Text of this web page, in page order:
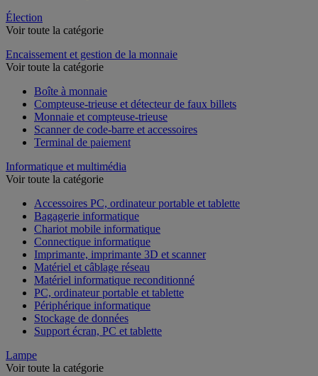
Élection
Voir toute la catégorie
Encaissement et gestion de la monnaie
Voir toute la catégorie
Boîte à monnaie
Compteuse-trieuse et détecteur de faux billets
Monnaie et compteuse-trieuse
Scanner de code-barre et accessoires
Terminal de paiement
Informatique et multimédia
Voir toute la catégorie
Accessoires PC, ordinateur portable et tablette
Bagagerie informatique
Chariot mobile informatique
Connectique informatique
Imprimante, imprimante 3D et scanner
Matériel et câblage réseau
Matériel informatique reconditionné
PC, ordinateur portable et tablette
Périphérique informatique
Stockage de données
Support écran, PC et tablette
Lampe
Voir toute la catégorie